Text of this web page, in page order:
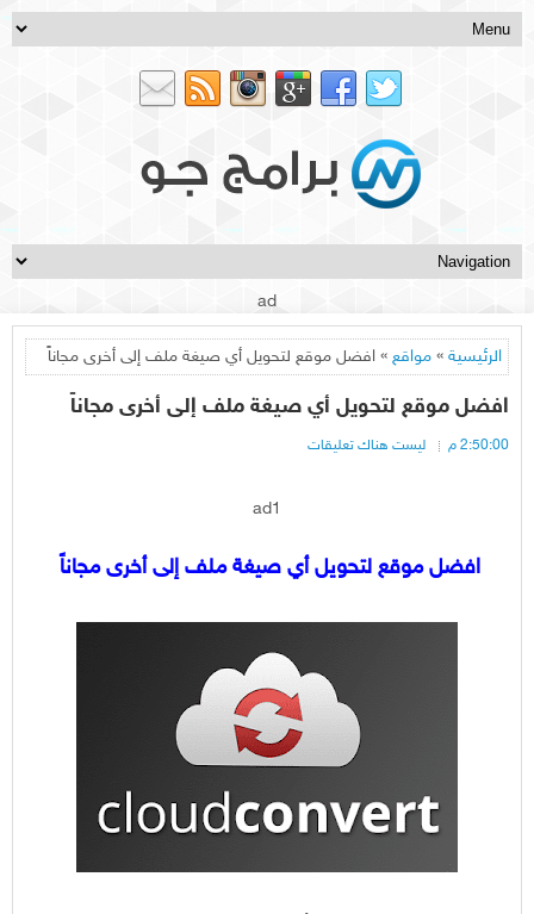
ad
الرئيسية » مواقع » افضل موقع لتحويل أي صيغة ملف إلى أخرى مجاناً
افضل موقع لتحويل أي صيغة ملف إلى أخرى مجاناً
2:50:00 م ليست هناك تعليقات
ad1
افضل موقع لتحويل أي صيغة ملف إلى أخرى مجاناً